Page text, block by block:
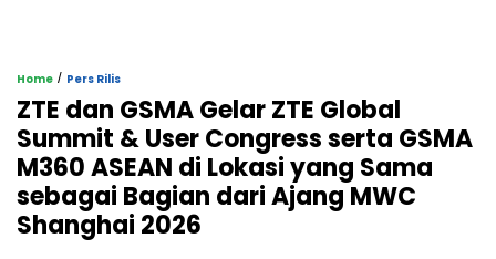
Home / Pers Rilis
ZTE dan GSMA Gelar ZTE Global
Summit & User Congress serta GSMA
M360 ASEAN di Lokasi yang Sama
sebagai Bagian dari Ajang MWC
Shanghai 2026